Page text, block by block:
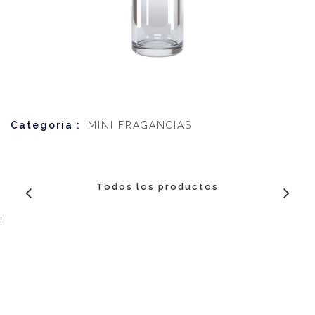
Categoría : MINI FRAGANCIAS
Todos los productos
;